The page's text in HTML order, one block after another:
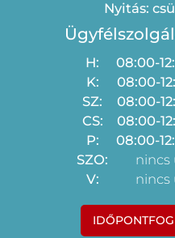
Nyitás:
H:
08:00-
K:
08:00-
SZ:
08:00-
CS:
08:00-
P:
08:00-
SZO:
nincs
V:
nincs